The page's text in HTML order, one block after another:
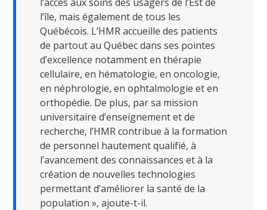
l’île, mais également de tous les
Québécois. L’HMR accueille des patients
de partout au Québec dans ses pointes
d’excellence notamment en thérapie
cellulaire, en hématologie, en oncologie,
en néphrologie, en ophtalmologie et en
orthopédie. De plus, par sa mission
universitaire d’enseignement et de
recherche, l’HMR contribue à la formation
de personnel hautement qualifié, à
l’avancement des connaissances et à la
création de nouvelles technologies
permettant d’améliorer la santé de la
population », ajoute-t-il.